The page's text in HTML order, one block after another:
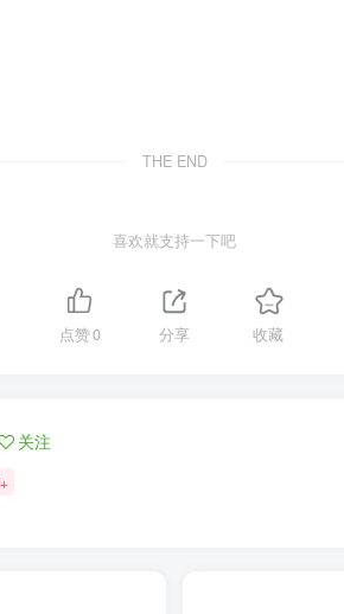
THE END
喜欢就支持一下吧
点赞0 分享 收藏
关注